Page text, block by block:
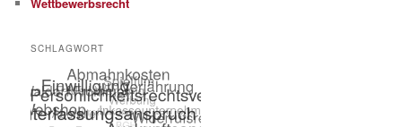
SCHLAGWORT